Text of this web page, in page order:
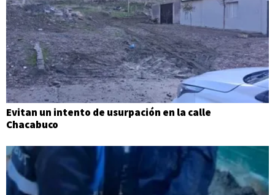
Evitan un intento de usurpación en la calle
Chacabuco